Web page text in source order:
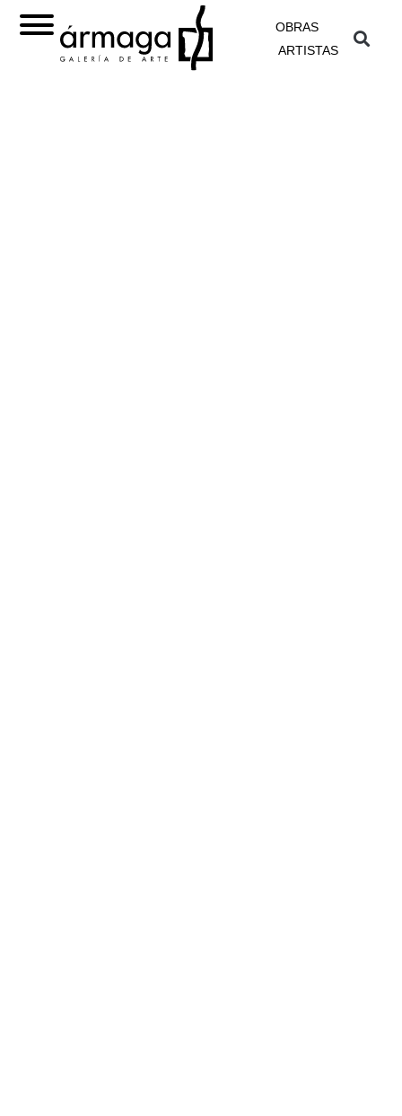
OBRAS
ARTISTAS